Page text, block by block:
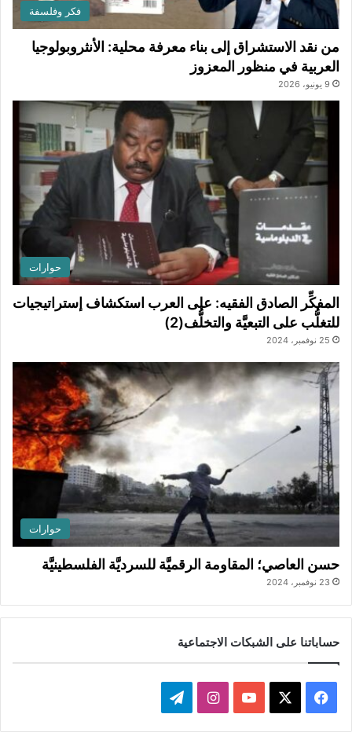
فكر وفلسفة
من نقد الاستشراق إلى بناء معرفة محلية: الأنثروبولوجيا
العربية في منظور المعزوز
9 يونيو، 2026
حوارات
المفكِّر الصادق الفقيه: على العرب استكشاف إستراتيجيات
للتغلُّب على التبعيَّة والتخلُّف(2)
25 نوفمبر، 2024
حوارات
حسن العاصي؛ المقاومة الرقميَّة للسرديَّة الفلسطينيَّة
23 نوفمبر، 2024
حساباتنا على الشبكات الاجتماعية
ي
X
Y
ن
ي